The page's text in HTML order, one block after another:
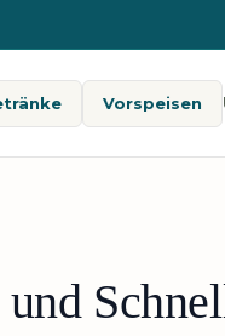
Vorspeisen